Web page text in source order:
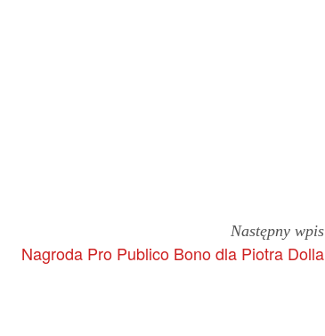
Następny wpis
Nagroda Pro Publico Bono dla Piotra Dolla